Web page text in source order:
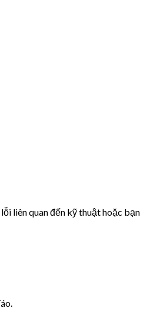
liên quan đến kỹ thuật hoặc bạn